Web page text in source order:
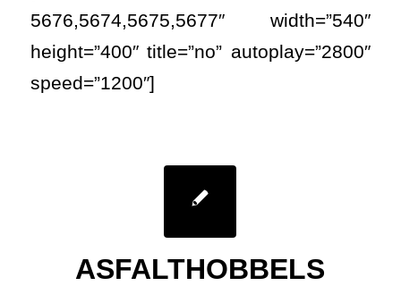
5676,5674,5675,5677″ width=”540″
height=”400″ title=”no” autoplay=”2800″
speed=”1200″]
ASFALTHOBBELS